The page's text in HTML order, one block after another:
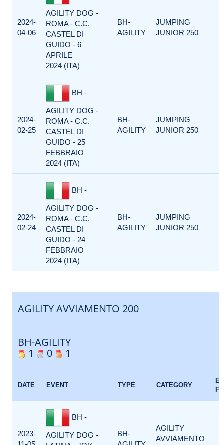
2024-
04-06
AGILITY DOG -
ROMA - C.C.
CASTEL DI
GUIDO - 6
APRILE
2024 (ITA)
BH-
AGILITY
JUMPING
JUNIOR 250
2024-
02-25
BH -
AGILITY DOG -
ROMA - C.C.
CASTEL DI
GUIDO - 25
FEBBRAIO
2024 (ITA)
BH-
AGILITY
JUMPING
JUNIOR 250
2024-
02-24
BH -
AGILITY DOG -
ROMA - C.C.
CASTEL DI
GUIDO - 24
FEBBRAIO
2024 (ITA)
BH-
AGILITY
JUMPING
JUNIOR 250
AGILITY AVVIAMENTO 200
BH-AGILITY
1
0 1
DATE EVENT TYPE CATEGORY
2023-
BH -
AGILITY DOG -
BH-
AGILITY
AVVIAMENTO